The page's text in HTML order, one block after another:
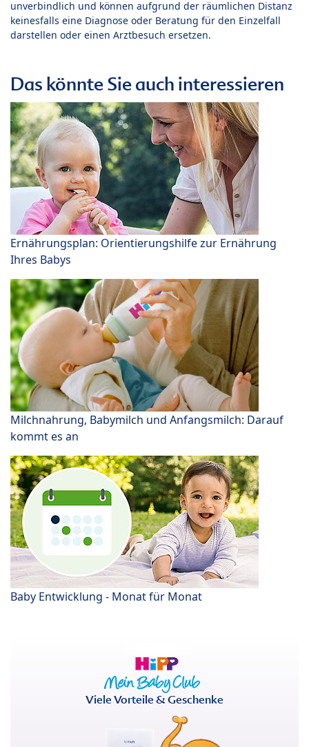
unverbindlich und können aufgrund der räumlichen Distanz
keinesfalls eine Diagnose oder Beratung für den Einzelfall
darstellen oder einen Arztbesuch ersetzen.
Das könnte Sie auch interessieren
Ernährungsplan: Orientierungshilfe zur Ernährung
Ihres Babys
Milchnahrung, Babymilch und Anfangsmilch: Darauf
kommt es an
Baby Entwicklung - Monat für Monat
Viele Vorteile & Geschenke